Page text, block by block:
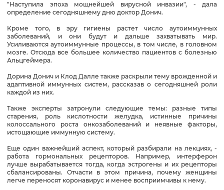
"Наступила эпоха мощнейшей вирусной инвазии", - дала
определение сегодняшнему дню доктор Донич.
Кроме того, в эру гигиены растет число аутоиммунных
заболеваний, и они будут и дальше захватывать мир.
Усиливаются аутоиммунные процессы, в том числе, в головном
мозге. Отсюда все большее количество пациентов с болезнью
Альцгеймера.
Дорина Донич и Клод Далле также раскрыли тему врожденной и
адаптивной иммунных систем, рассказав о сегодняшней роли
каждой из них.
Также эксперты затронули следующие темы: разные типы
старения, роль кислотности желудка, истинные причины
колоссального роста онкозаболеваний и неявные факторы,
истощающие иммунную систему.
Еще один важнейший аспект, который разбирали на лекциях, -
работа гормональных рецепторов. Например, интерферон
лучше вырабатывается тогда, когда эстрогены и их рецепторы
сбалансированы. Отчасти в этом причина, почему женщины
легче переносят коронавирус и менее восприимчивы к нему.